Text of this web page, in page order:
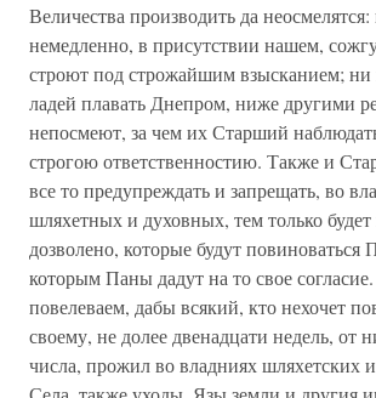
Величества производить да
немедленно, в присутствии нашем,
строют под строжайшим взысканием; ни
ладей плавать Днепром, ниже другими
непосмеют, за чем их Старший
строгою ответственностию. Также и
все то предупреждать и запрещать, во
шляхетных и духовных, тем только
дозволено, которые будут
которым Паны дадут на то свое
повелеваем, дабы всякий, кто нехочет
своему, не долее двенадцати недель, от
числа, прожил во владниях шляхетских